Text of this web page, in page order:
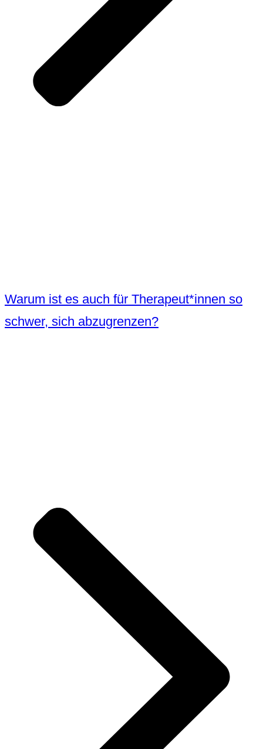
Warum ist es auch für Therapeut*innen so
schwer, sich abzugrenzen?